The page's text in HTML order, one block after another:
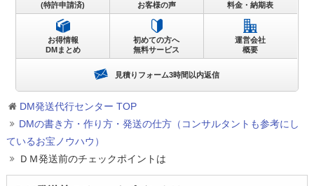
DM発送代行センター TOP
DMの書き方・作り方・発送の仕方（コンサルタントも参考にし
ているお宝ノウハウ）
ＤＭ発送前のチェックポイントは
(特許申請済)
お客様の声
料金・納期表
お得情報
DMまとめ
初めての方へ
無料サービス
運営会社
概要
見積りフォーム3時間以内返信